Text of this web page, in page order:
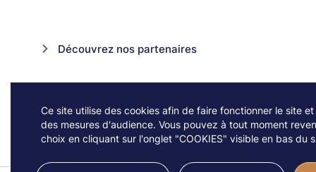
Ce site utilise des cookies afin de faire fonctionner le site
des mesures d'audience. Vous pouvez à tout moment
choix en cliquant sur l'onglet "COOKIES" visible en bas du
Découvrez nos partenaires